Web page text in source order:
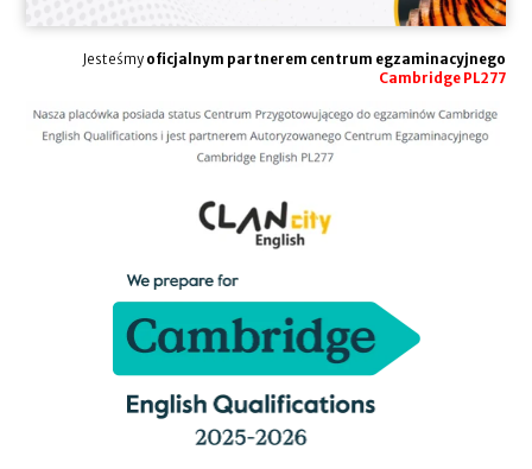
Jesteśmy oficjalnym partnerem centrum egzaminacyjnego
Cambridge PL277